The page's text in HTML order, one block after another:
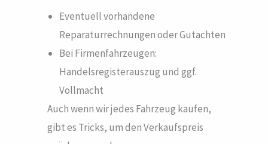
Eventuell vorhandene
Reparaturrechnungen oder Gutachten
Bei Firmenfahrzeugen:
Handelsregisterauszug und ggf.
Vollmacht
Auch wenn wir jedes Fahrzeug kaufen,
gibt es Tricks, um den Verkaufspreis